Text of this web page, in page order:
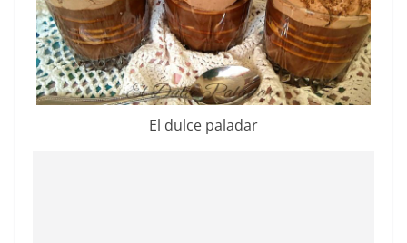
El dulce paladar